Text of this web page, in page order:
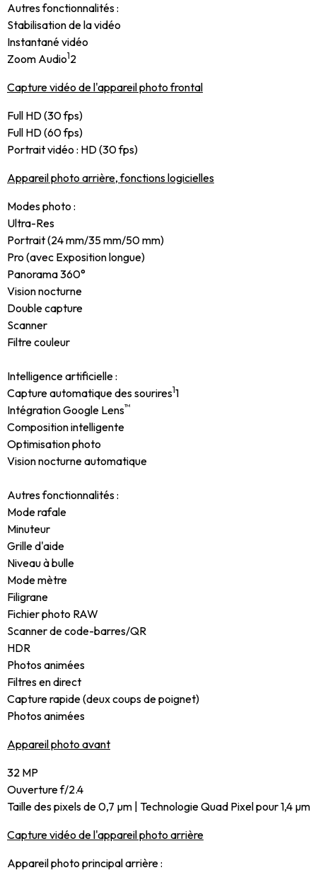
Autres fonctionnalités :
Stabilisation de la vidéo
Instantané vidéo
Zoom Audio12
Capture vidéo de l'appareil photo frontal
Full HD (30 fps)
Full HD (60 fps)
Portrait vidéo : HD (30 fps)
Appareil photo arrière, fonctions logicielles
Modes photo :
Ultra-Res
Portrait (24 mm/35 mm/50 mm)
Pro (avec Exposition longue)
Panorama 360°
Vision nocturne
Double capture
Scanner
Filtre couleur
Intelligence artificielle :
Capture automatique des sourires11
Intégration Google Lens™
Composition intelligente
Optimisation photo
Vision nocturne automatique
Autres fonctionnalités :
Mode rafale
Minuteur
Grille d'aide
Niveau à bulle
Mode mètre
Filigrane
Fichier photo RAW
Scanner de code-barres/QR
HDR
Photos animées
Filtres en direct
Capture rapide (deux coups de poignet)
Photos animées
Appareil photo avant
32 MP
Ouverture f/2.4
Taille des pixels de 0,7 µm | Technologie Quad Pixel pour 1,4 µm
Capture vidéo de l'appareil photo arrière
Appareil photo principal arrière :